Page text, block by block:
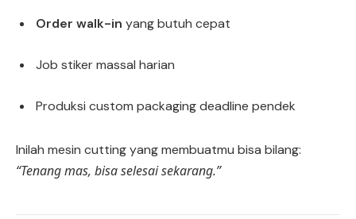
Order walk-in yang butuh cepat
Job stiker massal harian
Produksi custom packaging deadline pendek
Inilah mesin cutting yang membuatmu bisa bilang:
“Tenang mas, bisa selesai sekarang.”